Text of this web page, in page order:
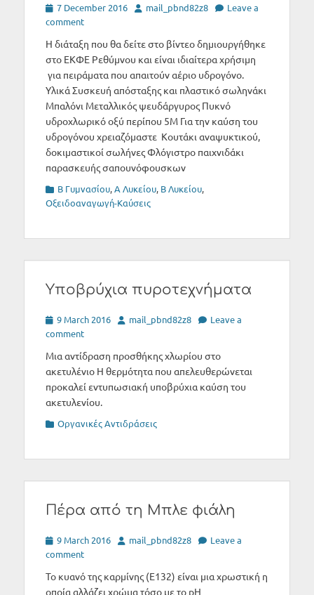
Posted
on
7 December 2016 Author
mail_pbnd82z8
Leave a
comment
Η διάταξη που θα δείτε στο βίντεο δημιουργήθηκε
στο ΕΚΦΕ Ρεθύμνου και είναι ιδιαίτερα χρήσιμη
για πειράματα που απαιτούν αέριο υδρογόνο.
Υλικά Συσκευή απόσταξης και πλαστικό σωληνάκι
Μπαλόνι Μεταλλικός ψευδάργυρος Πυκνό
υδροχλωρικό οξύ περίπου 5Μ Για την καύση του
υδρογόνου χρειαζόμαστε Κουτάκι αναψυκτικού,
δοκιμαστικοί σωλήνες Φλόγιστρο παιχνιδάκι
παρασκευής σαπουνόφουσκων
Categories
B Γυμνασίου,Α Λυκείου, Β Λυκείου,
Οξειδοαναγωγή-Καύσεις
Υποβρύχια πυροτεχνήματα
Posted
on
9 March 2016 Author
mail_pbnd82z8
Leave a
comment
Μια αντίδραση προσθήκης χλωρίου στο
ακετυλένιο Η θερμότητα που απελευθερώνεται
προκαλεί εντυπωσιακή υποβρύχια καύση του
ακετυλενίου.
Categories
Οργανικές Αντιδράσεις
Πέρα από τη Μπλε φιάλη
Posted
on
9 March 2016 Author
mail_pbnd82z8
Leave a
comment
Το κυανό της καρμίνης (E132) είναι μια χρωστική η
οποία αλλάζει χρώμα τόσο με το pH